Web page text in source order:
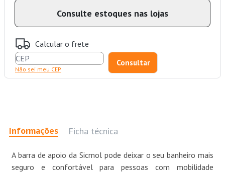
Consulte estoques nas lojas
Calcular o frete
Não sei meu CEP
Informações Ficha técnica
A barra de apoio da Sicmol pode deixar o seu banheiro mais
seguro e confortável para pessoas com mobilidade